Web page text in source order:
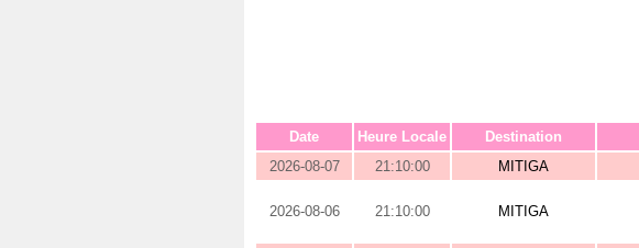
Date Heure Locale Destination
2026-08-07
21:10:00 MITIGA
2026-08-06 21:10:00 MITIGA